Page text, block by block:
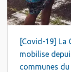
[Covid-19] La
mobilise
communes